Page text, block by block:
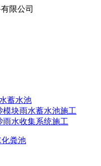
限公司
化粪池